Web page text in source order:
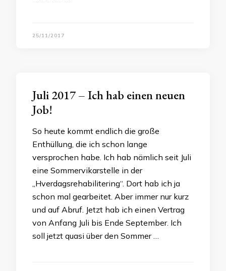
25/11/2017
Juli 2017 – Ich hab einen neuen
Job!
So heute kommt endlich die große
Enthüllung, die ich schon lange
versprochen habe. Ich hab nämlich seit Juli
eine Sommervikarstelle in der
„Hverdagsrehabilitering“. Dort hab ich ja
schon mal gearbeitet. Aber immer nur kurz
und auf Abruf. Jetzt hab ich einen Vertrag
von Anfang Juli bis Ende September. Ich
soll jetzt quasi über den Sommer …